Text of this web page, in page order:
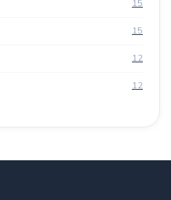
15
15
12
12